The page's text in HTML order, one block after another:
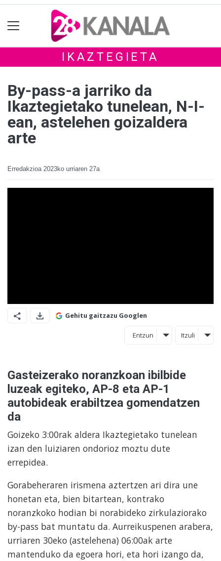
IKAZTEGIETA
By-pass-a jarriko da
Ikaztegietako tunelean, N-I-
ean, astelehen goizaldera
arte
Erredakzioa 2023ko urriaren 27a
Gehitu gaitzazu Googlen
Entzun Itzuli
Gasteizerako noranzkoan ibilbide
luzeak egiteko, AP-8 eta AP-1
autobideak erabiltzea gomendatzen
da
Goizeko 3:00rak aldera Ikaztegietako tunelean
izan den luiziaren ondorioz moztu dute
errepidea.
Gorabeheraren irismena aztertzen ari dira une
honetan eta, bien bitartean, kontrako
noranzkoko hodian bi norabideko zirkulaziorako
by-pass bat muntatu da. Aurreikuspenen arabera,
urriaren 30eko (astelehena) 06:00ak arte
mantenduko da egoera hori, eta hori izango da,